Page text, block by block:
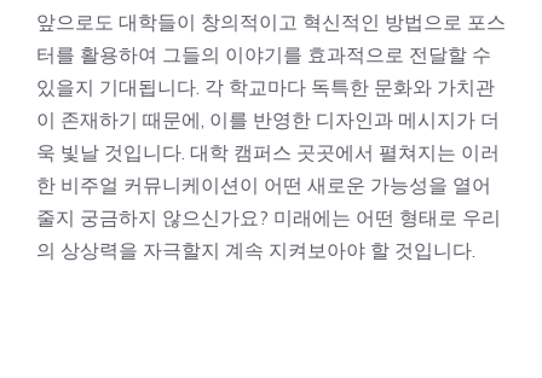
앞으로도 대학들이 창의적이고 혁신적인 방법으로 포스
터를 활용하여 그들의 이야기를 효과적으로 전달할 수
있을지 기대됩니다. 각 학교마다 독특한 문화와 가치관
이 존재하기 때문에, 이를 반영한 디자인과 메시지가 더
욱 빛날 것입니다. 대학 캠퍼스 곳곳에서 펼쳐지는 이러
한 비주얼 커뮤니케이션이 어떤 새로운 가능성을 열어
줄지 궁금하지 않으신가요? 미래에는 어떤 형태로 우리
의 상상력을 자극할지 계속 지켜보아야 할 것입니다.